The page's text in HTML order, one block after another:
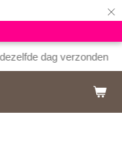
×
dag verzonden